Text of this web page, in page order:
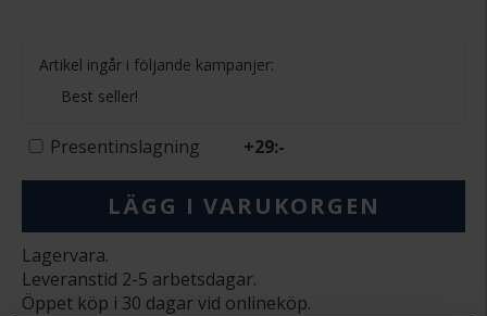
Artikel ingår i följande kampanjer:
Best seller!
Presentinslagning +29:-
LÄGG I VARUKORGEN
Lagervara.
Leveranstid 2-5 arbetsdagar.
Öppet köp i 30 dagar vid onlineköp.